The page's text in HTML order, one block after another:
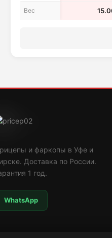
Вес
и фаркопы в Уфе и
Доставка по России.
1 год.
WhatsApp